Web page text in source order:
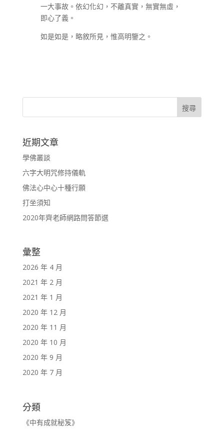
一大事故。依幻化幻，不離真實，無實無虛，
即心了義。
如是如是，略敘所見，惟高明鑒之。
近期文章
學佛叢談
六字大明咒修持儀軌
佛法心中心十種行願
打坐須知
2020年齊老師網路問答節選
彙整
2026 年 4 月
2021 年 2 月
2021 年 1 月
2020 年 12 月
2020 年 11 月
2020 年 10 月
2020 年 9 月
2020 年 7 月
分類
《中有成就秘笈》